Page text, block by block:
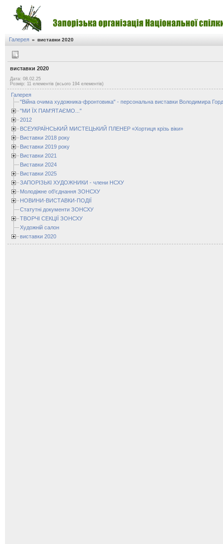
Галерея » виставки 2020
виставки 2020
Дата: 08.02.25
Розмір: 11 елементів (всього 194 елементів)
Галерея
"Війна очима художника-фронтовика" - персональна виставки Володимира
"МИ ЇХ ПАМ'ЯТАЄМО..."
2012
ВСЕУКРАЇНСЬКИЙ МИСТЕЦЬКИЙ ПЛЕНЕР «Хортиця крізь віки»
Виставки 2018 року
Виставки 2019 року
Виставки 2021
Виставки 2024
Виставки 2025
ЗАПОРІЗЬКІ ХУДОЖНИКИ - члени НСХУ
Молодіжне об'єднання ЗОНСХУ
НОВИНИ-ВИСТАВКИ-ПОДІЇ
Статутні документи ЗОНСХУ
ТВОРЧІ СЕКЦІЇ ЗОНСХУ
Художній салон
виставки 2020